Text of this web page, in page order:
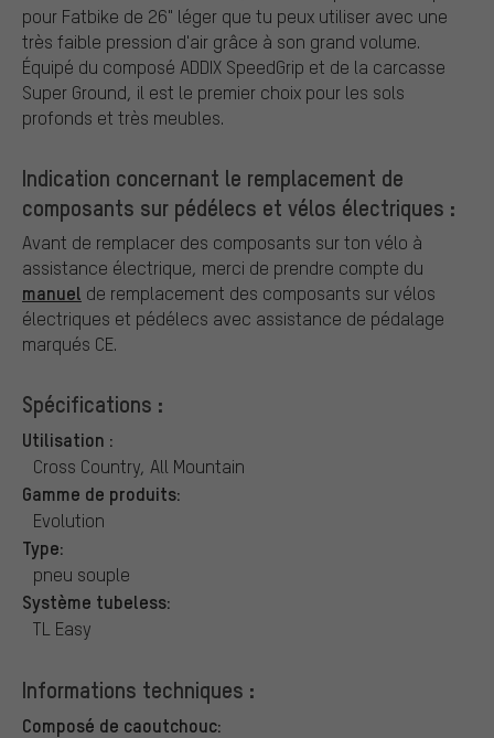
pour Fatbike de 26" léger que tu peux utiliser avec une
très faible pression d'air grâce à son grand volume.
Équipé du composé ADDIX SpeedGrip et de la carcasse
Super Ground, il est le premier choix pour les sols
profonds et très meubles.
Indication concernant le remplacement de
composants sur pédélecs et vélos électriques :
Avant de remplacer des composants sur ton vélo à
assistance électrique, merci de prendre compte du
manuel de remplacement des composants sur vélos
électriques et pédélecs avec assistance de pédalage
marqués CE.
Spécifications :
Utilisation :
Cross Country, All Mountain
Gamme de produits:
Evolution
Type:
pneu souple
Système tubeless:
TL Easy
Informations techniques :
Composé de caoutchouc: